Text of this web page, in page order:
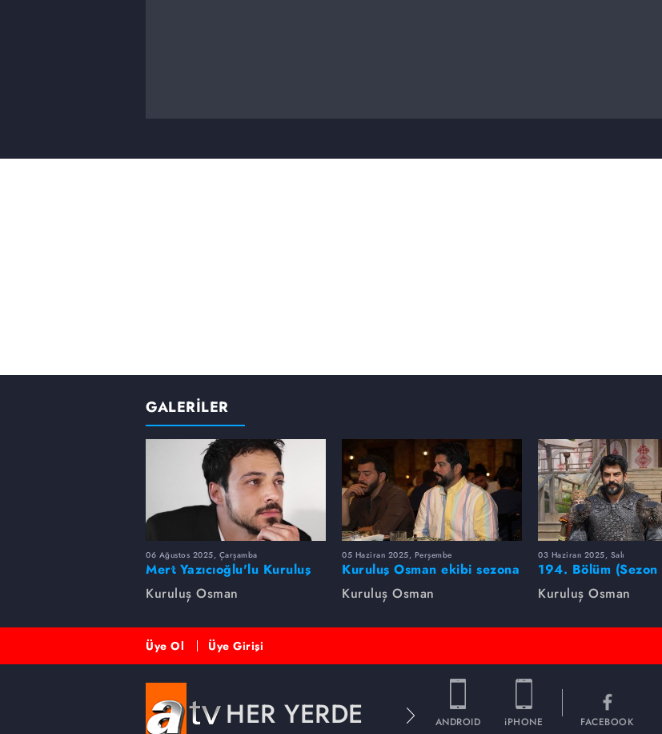
GALERİLER
06 Ağustos 2025, Çarşamba
Mert Yazıcıoğlu'lu Kuruluş
dizisinin oyuncu kadrosunda
kimler var?
Kuruluş Osman
05 Haziran 2025, Perşembe
Kuruluş Osman ekibi sezona
birlikte veda etti
Kuruluş Osman
03 Haziran 2025, Salı
194. Bölüm (Sezon
Foto Galeri
Kuruluş Osman
Üye Ol Üye Girişi
HER YERDE ANDROID iPHONE FACEBOOK